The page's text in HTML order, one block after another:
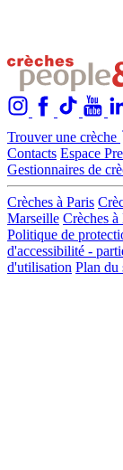
Trouver une crèche
Contacts Espace
Gestionnaires de
Crèches à Paris
Marseille Crèches
Politique de
d'accessibilité -
d'utilisation Plan du